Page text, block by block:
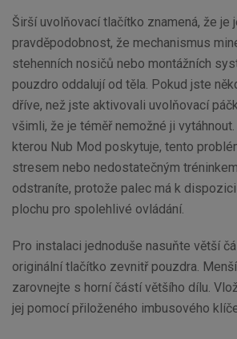
Širší uvolňovací tlačítko znamená, že je
pravděpodobnost, že mechanismus
stehenních nosičů nebo montážních
pouzdro oddalují od těla. Pokud jste
dříve, než jste aktivovali uvolňovací
všimli, že je téměř nemožné ji
kterou Nub Mod poskytuje, tento
stresem nebo nedostatečným
odstraníte, protože palec má k
plochu pro spolehlivé ovládání.
Pro instalaci jednoduše nasuňte větší
originální tlačítko zevnitř pouzdra.
zarovnejte s horní částí většího dílu.
jej pomocí přiloženého imbusového